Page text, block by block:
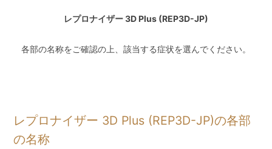
レプロナイザー 3D Plus (REP3D-JP)
各部の名称をご確認の上、該当する症状を選んでください。
レプロナイザー 3D Plus (REP3D-JP)の各部
の名称